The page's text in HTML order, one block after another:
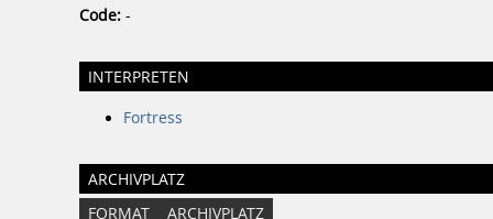
Code: -
INTERPRETEN
Fortress
ARCHIVPLATZ
FORMAT
ARCHIVPLATZ